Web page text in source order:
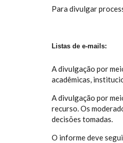
Para divulgar
Listas de e-mails:
A divulgação por
acadêmicas,
A divulgação por
recurso. Os
decisões tomadas.
O informe deve